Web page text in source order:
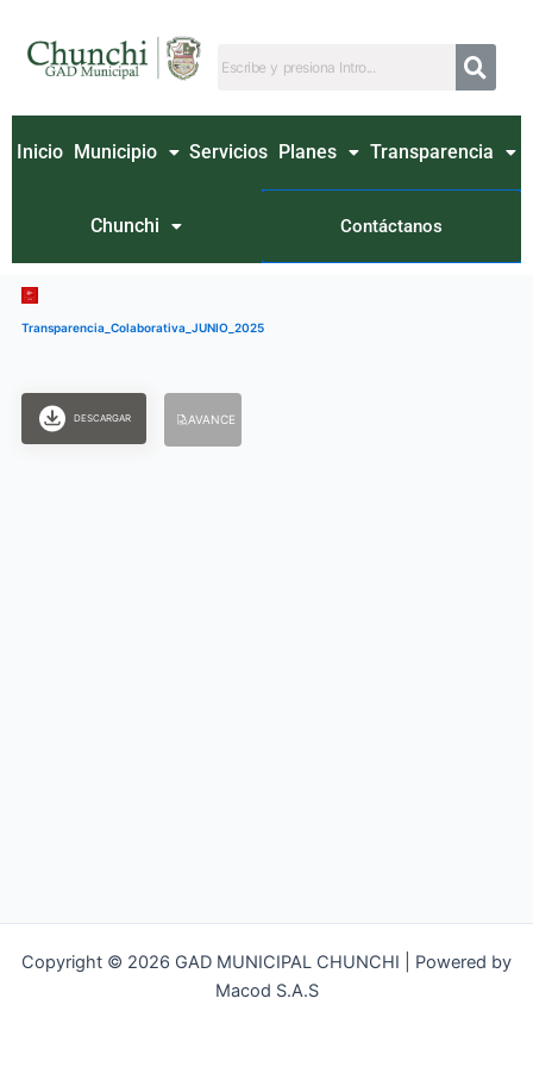
contenido
Inicio Municipio Servicios Planes Transparencia
Chunchi Contáctanos
Transparencia_Colaborativa_JUNIO_2025
DESCARGAR AVANCE
Copyright © 2026 GAD MUNICIPAL CHUNCHI | Powered by
Macod S.A.S